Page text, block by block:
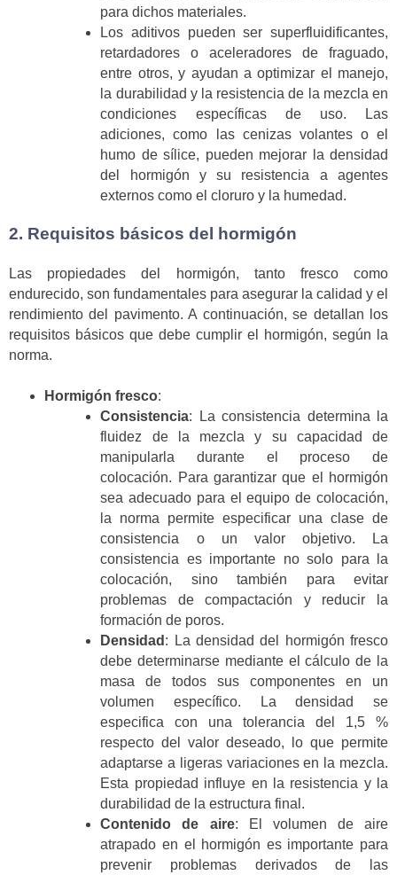
para dichos materiales.
Los aditivos pueden ser superfluidificantes,
retardadores o aceleradores de fraguado,
entre otros, y ayudan a optimizar el manejo,
la durabilidad y la resistencia de la mezcla en
condiciones específicas de uso. Las
adiciones, como las cenizas volantes o el
humo de sílice, pueden mejorar la densidad
del hormigón y su resistencia a agentes
externos como el cloruro y la humedad.
2. Requisitos básicos del hormigón
Las propiedades del hormigón, tanto fresco como
endurecido, son fundamentales para asegurar la calidad y el
rendimiento del pavimento. A continuación, se detallan los
requisitos básicos que debe cumplir el hormigón, según la
norma.
Hormigón fresco:
Consistencia: La consistencia determina la
fluidez de la mezcla y su capacidad de
manipularla durante el proceso de
colocación. Para garantizar que el hormigón
sea adecuado para el equipo de colocación,
la norma permite especificar una clase de
consistencia o un valor objetivo. La
consistencia es importante no solo para la
colocación, sino también para evitar
problemas de compactación y reducir la
formación de poros.
Densidad : La densidad del hormigón fresco
debe determinarse mediante el cálculo de la
masa de todos sus componentes en un
volumen específico. La densidad se
especifica con una tolerancia del 1,5 %
respecto del valor deseado, lo que permite
adaptarse a ligeras variaciones en la mezcla.
Esta propiedad influye en la resistencia y la
durabilidad de la estructura final.
Contenido de aire: El volumen de aire
atrapado en el hormigón es importante para
prevenir problemas derivados de las